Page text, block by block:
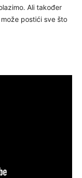
Ali također
postići sve što